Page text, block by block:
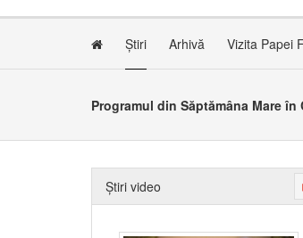
Știri Arhivă Vizita Papei
Știri video